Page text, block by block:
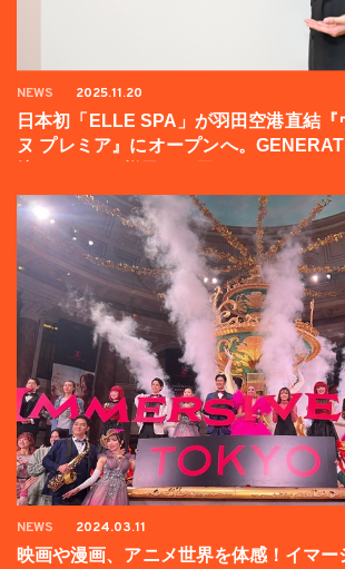
NEWS 2025.11.20
日本初「ELLE SPA」が羽田空港直結『
ヌ プレミア』にオープンへ。
NEWS 2024.03.11
映画や漫画、アニメ世界を体感！イマ